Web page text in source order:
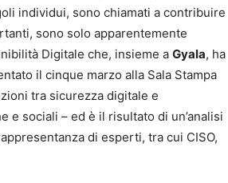
individui, sono chiamati a contribuire
sono solo apparentemente
Digitale che, insieme a Gyala, ha
il cinque marzo alla Sala Stampa
tra sicurezza digitale e
e sociali – ed è il risultato di un’analisi
di esperti, tra cui CISO,